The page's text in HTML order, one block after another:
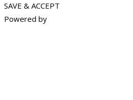
SAVE & ACCEPT
Powered by